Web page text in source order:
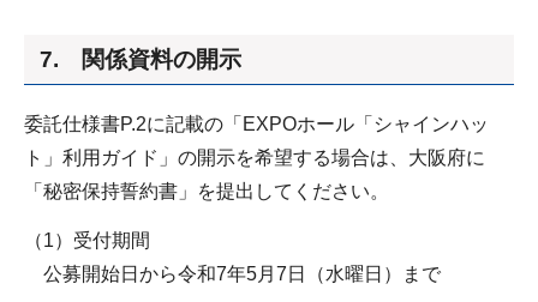
7. 関係資料の開示
委託仕様書P.2に記載の「EXPOホール「シャインハッ
ト」利用ガイド」の開示を希望する場合は、大阪府に
「秘密保持誓約書」を提出してください。
（1）受付期間
公募開始日から令和7年5月7日（水曜日）まで